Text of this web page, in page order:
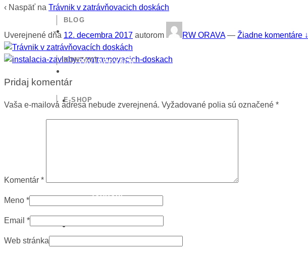
BLOG
KONTAKT
E-SHOP
ZAVLAŽOVACIE
ZÁHRADE
‹ Naspäť na Trávnik v zatrávňovacich doskách
Uverejnené dňa 12. decembra 2017 autorom RW ORAVA — Žiadne komentáre ↓
Pridaj komentár
Vaša e-mailová adresa nebude zverejnená. Vyžadované polia sú označené *
Komentár *
Meno *
Email *
Web stránka